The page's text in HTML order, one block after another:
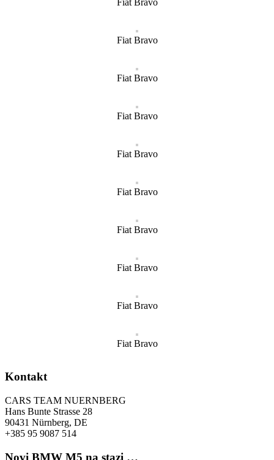
Fiat Bravo
Fiat Bravo
Fiat Bravo
Fiat Bravo
Fiat Bravo
Fiat Bravo
Fiat Bravo
Fiat Bravo
Fiat Bravo
Kontakt
CARS TEAM NUERNBERG
Hans Bunte Strasse 28
90431 Nürnberg, DE
+385 95 9087 514
Novi BMW M5 na stazi …